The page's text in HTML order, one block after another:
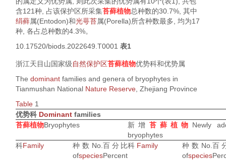
含121种, 占该保护区所采集苔藓植物总种数的30.7%, 其中
绢藓属(Entodon)和光萼苔属(Porella)所含种数最多, 均为17
种, 各占总种数的4.3%。
10.17520/biods.2022649.T0001 表1
浙江天目山国家级自然保护区苔藓植物优势科和优势属
The dominant families and genera of bryophytes in
Tianmushan National Nature Reserve , Zhejiang Province
Table 1
优势科 Dominant families
苔藓植物Bryophytes 新增 苔藓植物 Newly
bryophytes
科Family 种数 No.
ofspecies
百分比
Percent
科 Family 种数 No.
ofspecies
百